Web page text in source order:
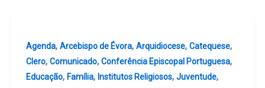
Agenda, Arcebispo de Évora, Arquidiocese, Catequese,
Clero, Comunicado, Conferência Episcopal Portuguesa,
Educação, Família, Institutos Religiosos, Juventude,